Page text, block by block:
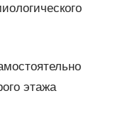
этажа